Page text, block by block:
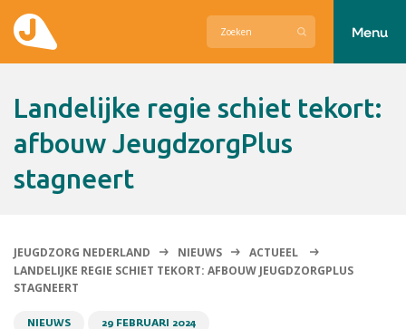
Hier zetten wij ons voor in
Over Jeugdzorg Nederland
Menu
Landelijke regie schiet tekort:
afbouw JeugdzorgPlus
stagneert
JEUGDZORG NEDERLAND NIEUWS
ACTUEEL
LANDELIJKE REGIE SCHIET TEKORT: AFBOUW JEUGDZORGPLUS
STAGNEERT
NIEUWS 29 FEBRUARI 2024